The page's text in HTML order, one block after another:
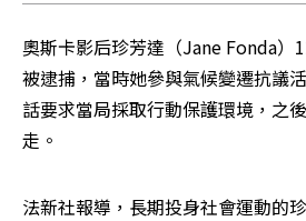
奧斯卡影后珍芳達（Jane Fonda）
被逮捕，當時她參與氣候變遷抗議
話要求當局採取行動保護環境，之
走。
法新社報導，長期投身社會運動的